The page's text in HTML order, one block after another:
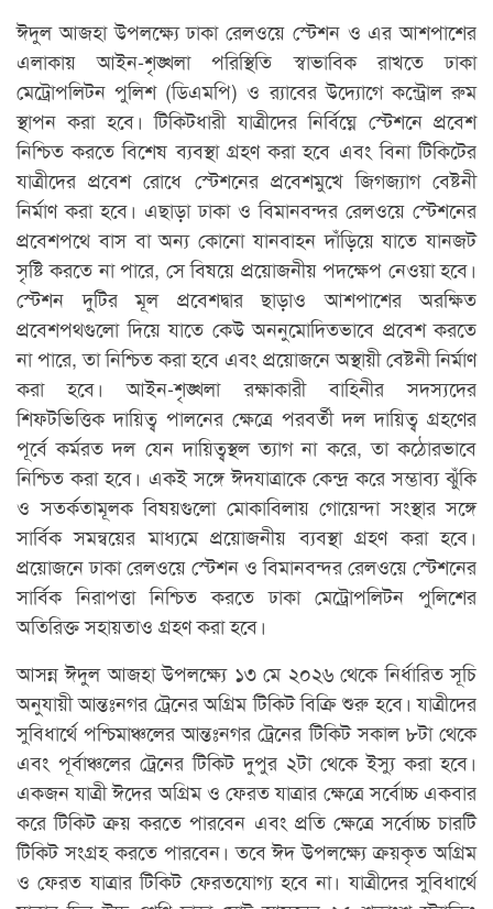
ঈদুল আজহা উপলক্ষ্যে ঢাকা রেলওয়ে স্টেশন ও এর আশপাশের
এলাকায় আইন-শৃঙ্খলা পরিস্থিতি স্বাভাবিক রাখতে ঢাকা
মেট্রোপলিটন পুলিশ (ডিএমপি) ও র‌্যাবের উদ্যোগে কন্ট্রোল রুম
স্থাপন করা হবে। টিকিটধারী যাত্রীদের নির্বিঘ্নে স্টেশনে প্রবেশ
নিশ্চিত করতে বিশেষ ব্যবস্থা গ্রহণ করা হবে এবং বিনা টিকিটের
যাত্রীদের প্রবেশ রোধে স্টেশনের প্রবেশমুখে জিগজ্যাগ বেষ্টনী
নির্মাণ করা হবে। এছাড়া ঢাকা ও বিমানবন্দর রেলওয়ে স্টেশনের
প্রবেশপথে বাস বা অন্য কোনো যানবাহন দাঁড়িয়ে যাতে যানজট
সৃষ্টি করতে না পারে, সে বিষয়ে প্রয়োজনীয় পদক্ষেপ নেওয়া হবে।
স্টেশন দুটির মূল প্রবেশদ্বার ছাড়াও আশপাশের অরক্ষিত
প্রবেশপথগুলো দিয়ে যাতে কেউ অননুমোদিতভাবে প্রবেশ করতে
না পারে, তা নিশ্চিত করা হবে এবং প্রয়োজনে অস্থায়ী বেষ্টনী নির্মাণ
করা হবে। আইন-শৃঙ্খলা রক্ষাকারী বাহিনীর সদস্যদের
শিফটভিত্তিক দায়িত্ব পালনের ক্ষেত্রে পরবর্তী দল দায়িত্ব গ্রহণের
পূর্বে কর্মরত দল যেন দায়িত্বস্থল ত্যাগ না করে, তা কঠোরভাবে
নিশ্চিত করা হবে। একই সঙ্গে ঈদযাত্রাকে কেন্দ্র করে সম্ভাব্য ঝুঁকি
ও সতর্কতামূলক বিষয়গুলো মোকাবিলায় গোয়েন্দা সংস্থার সঙ্গে
সার্বিক সমন্বয়ের মাধ্যমে প্রয়োজনীয় ব্যবস্থা গ্রহণ করা হবে।
প্রয়োজনে ঢাকা রেলওয়ে স্টেশন ও বিমানবন্দর রেলওয়ে স্টেশনের
সার্বিক নিরাপত্তা নিশ্চিত করতে ঢাকা মেট্রোপলিটন পুলিশের
অতিরিক্ত সহায়তাও গ্রহণ করা হবে।
আসন্ন ঈদুল আজহা উপলক্ষ্যে ১৩ মে ২০২৬ থেকে নির্ধারিত সূচি
অনুযায়ী আন্তঃনগর ট্রেনের অগ্রিম টিকিট বিক্রি শুরু হবে। যাত্রীদের
সুবিধার্থে পশ্চিমাঞ্চলের আন্তঃনগর ট্রেনের টিকিট সকাল ৮টা থেকে
এবং পূর্বাঞ্চলের ট্রেনের টিকিট দুপুর ২টা থেকে ইস্যু করা হবে।
একজন যাত্রী ঈদের অগ্রিম ও ফেরত যাত্রার ক্ষেত্রে সর্বোচ্চ একবার
করে টিকিট ক্রয় করতে পারবেন এবং প্রতি ক্ষেত্রে সর্বোচ্চ চারটি
টিকিট সংগ্রহ করতে পারবেন। তবে ঈদ উপলক্ষ্যে ক্রয়কৃত অগ্রিম
ও ফেরত যাত্রার টিকিট ফেরতযোগ্য হবে না। যাত্রীদের সুবিধার্থে